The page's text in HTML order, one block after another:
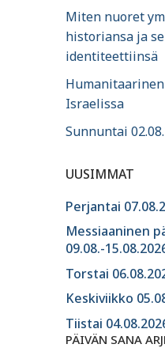
Miten nuoret
historiansa ja
identiteettiinsä
Israelissa
Sunnuntai
UUSIMMAT
Perjantai
Messiaaninen
09.08.-
Torstai
Keskiviikko
Tiistai
PÄIVÄN SANA